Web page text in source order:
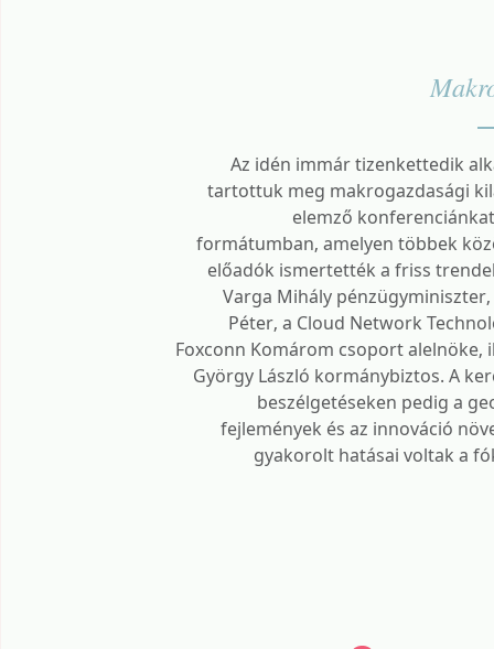
Az idén immár tizenkettedik
tartottuk meg makrogazdasági
elemző
formátumban, amelyen többek
előadók ismertették a friss
Varga Mihály pénzügyminiszter,
Péter, a Cloud Network
Foxconn Komárom csoport alelnöke,
György László kormánybiztos. A
beszélgetéseken pedig a
fejlemények és az innováció
gyakorolt hatásai voltak a